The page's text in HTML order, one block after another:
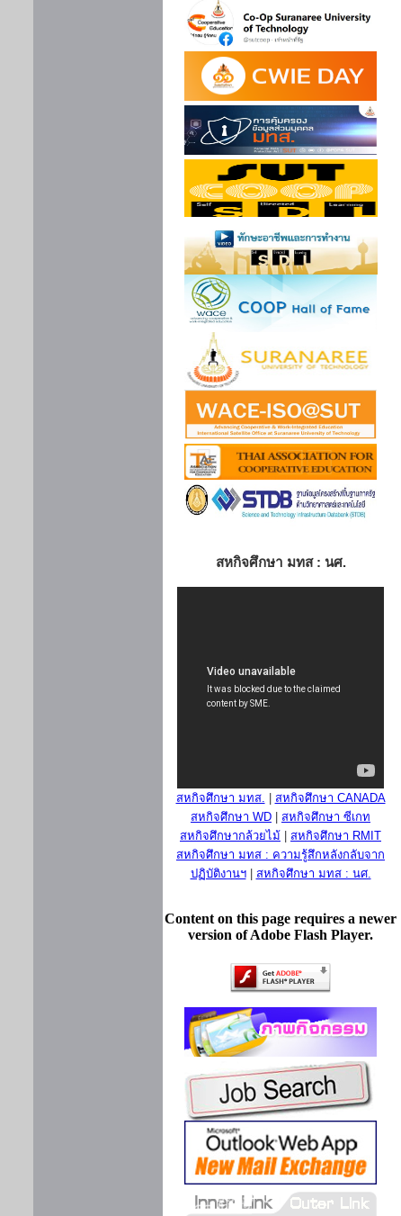
สหกิจศึกษา มทส : นศ.
สหกิจศึกษา มทส.
สหกิจศึกษา CANADA
สหกิจศึกษา WD
สหกิจศึกษา ซีเกท
สหกิจศึกษากล้วยไม้
สหกิจศึกษา RMIT
สหกิจศึกษา มทส : ความรู้สึกหลังกลับจาก
ปฏิบัติงานฯ| สหกิจศึกษา มทส : นศ.
Content on this page requires a newer
version of Adobe Flash Player.